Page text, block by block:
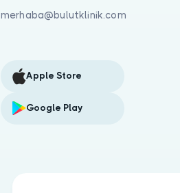
merhaba@bulutklinik.com
Apple Store
Google Play